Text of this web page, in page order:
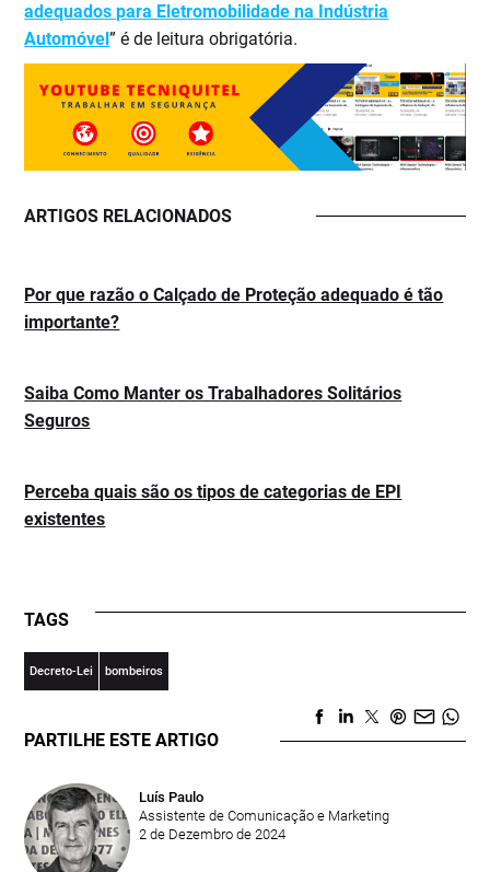
adequados para Eletromobilidade na Indústria
Automóvel” é de leitura obrigatória.
ARTIGOS RELACIONADOS
Por que razão o Calçado de Proteção adequado é tão
importante?
Saiba Como Manter os Trabalhadores Solitários
Seguros
Perceba quais são os tipos de categorias de EPI
existentes
TAGS
Decreto-Lei bombeiros
PARTILHE ESTE ARTIGO
Luís Paulo
Assistente de Comunicação e Marketing
2 de Dezembro de 2024